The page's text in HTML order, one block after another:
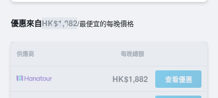
優惠來自HK$1,882/最便宜的每晚價格
供應商 每晚總額
HK$1,882 查看優惠